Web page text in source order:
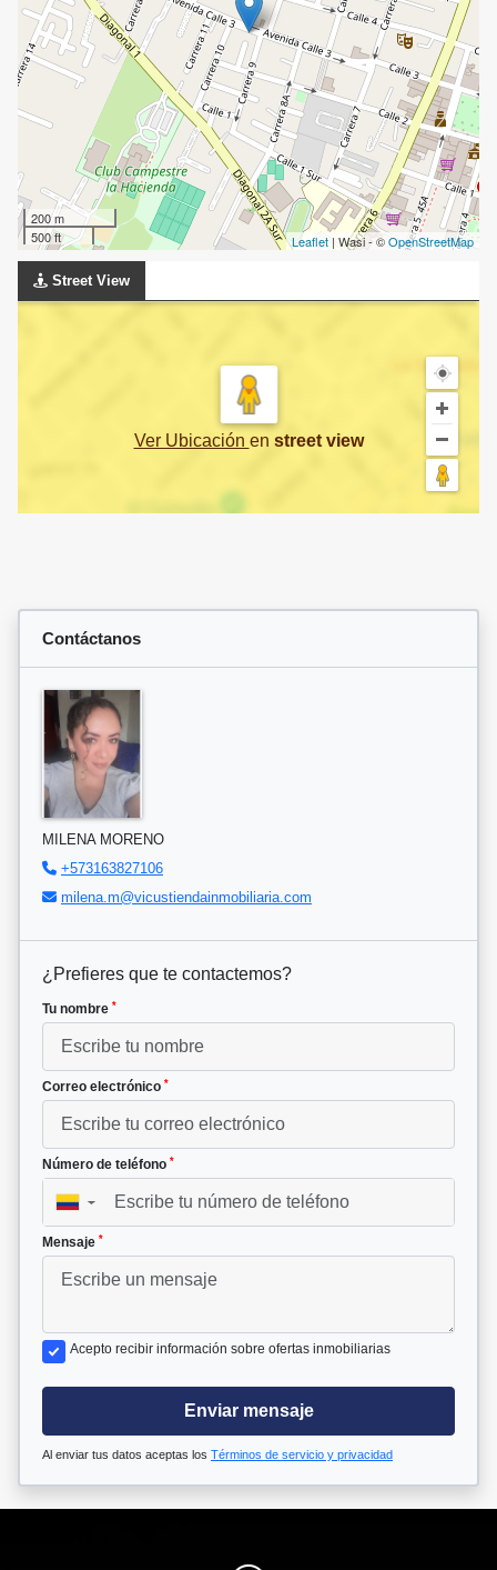
200 m
500 ft
Leaflet | Wasi - ©OpenStreetMap
Street View
Ver Ubicación en street view
Contáctanos
MILENA MORENO
+573163827106
milena.m@vicustiendainmobiliaria.com
¿Prefieres que te contactemos?
Tu nombre *
Correo electrónico *
Número de teléfono *
▼
Mensaje *
Acepto recibir información sobre ofertas inmobiliarias
Enviar mensaje
Al enviar tus datos aceptas los Términos de servicio y privacidad